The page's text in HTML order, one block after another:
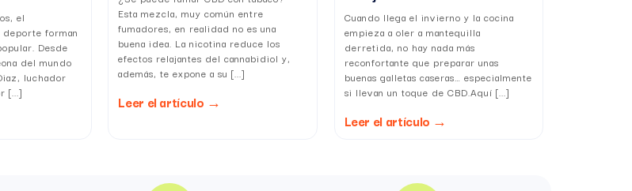
mejoran la digestión y alivian ciertos dolores gracias a las propiedades del cannabidiol.
graso (leche, aceite de coco) para optimizar la absorción del CBD.
el
forman
Desde
del mundo
luchador
[...]
Esta mezcla, muy común entre
fumadores, en realidad no es una
buena idea. La nicotina reduce los
efectos relajantes del cannabidiol y,
además, te expone a su [...]
Leer el artículo →
Cuando llega el invierno y la cocina
empieza a oler a mantequilla
derretida, no hay nada más
reconfortante que preparar unas
buenas galletas caseras… especialmente
si llevan un toque de CBD.Aquí [...]
Leer el artículo →